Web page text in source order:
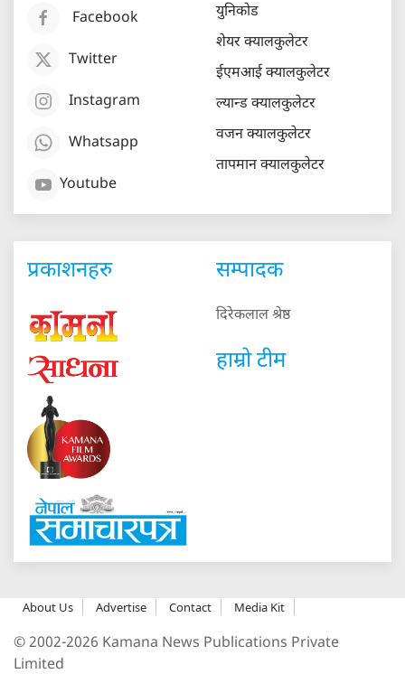
Facebook
Twitter
Instagram
Whatsapp
Youtube
युनिकोड
शेयर क्यालकुलेटर
ईएमआई क्यालकुलेटर
ल्यान्ड क्यालकुलेटर
वजन क्यालकुलेटर
तापमान क्यालकुलेटर
प्रकाशनहरु सम्पादक
दिरेकलाल श्रेष्ठ
हाम्रो टीम
About Us Advertise Contact Media Kit
© 2002-2026 Kamana News Publications Private
Limited